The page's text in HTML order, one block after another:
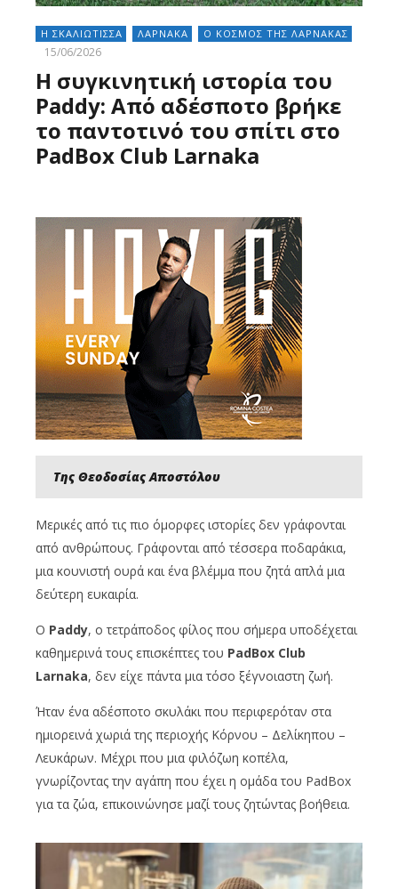
Η ΣΚΑΛΙΩΤΙΣΣΑ ΛΑΡΝΑΚΑ Ο ΚΟΣΜΟΣ ΤΗΣ ΛΑΡΝΑΚΑΣ
15/06/2026
Η συγκινητική ιστορία του
Paddy: Από αδέσποτο βρήκε
το παντοτινό του σπίτι στο
PadBox Club Larnaka
Της Θεοδοσίας Αποστόλου
Μερικές από τις πιο όμορφες ιστορίες δεν γράφονται
από ανθρώπους. Γράφονται από τέσσερα ποδαράκια,
μια κουνιστή ουρά και ένα βλέμμα που ζητά απλά μια
δεύτερη ευκαιρία.
Ο Paddy, ο τετράποδος φίλος που σήμερα υποδέχεται
καθημερινά τους επισκέπτες του PadBox Club
Larnaka, δεν είχε πάντα μια τόσο ξέγνοιαστη ζωή.
Ήταν ένα αδέσποτο σκυλάκι που περιφερόταν στα
ημιορεινά χωριά της περιοχής Κόρνου – Δελίκηπου –
Λευκάρων. Μέχρι που μια φιλόζωη κοπέλα,
γνωρίζοντας την αγάπη που έχει η ομάδα του PadBox
για τα ζώα, επικοινώνησε μαζί τους ζητώντας βοήθεια.